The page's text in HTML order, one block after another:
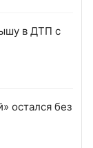
в ДТП с
остался без